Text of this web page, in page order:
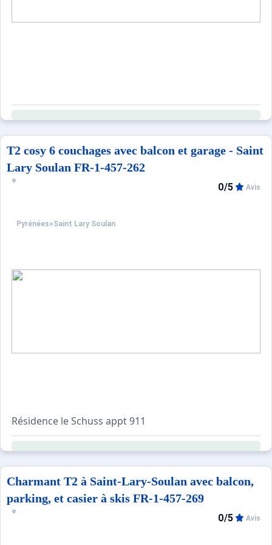
T2 cosy 6 couchages avec balcon et garage - Saint
Lary Soulan FR-1-457-262
Pyrénées>Saint Lary Soulan
0/5 Avis
Résidence le Schuss appt 911
Pla d'Adet 1700 m - 2 pièces 6 couchages - 29m2
Niveau 9 - 1er étage avec Ascenseur - Balcon vue sur la
Séjour avec canapé lit gigogne - Télévision
Kitchenette équipée avec 2 plaques électriques, micro
grille pain, bouilloire électrique, cafetière à filtre
Charmant T2 à Saint-Lary-Soulan avec balcon,
parking, et casier à skis FR-1-457-269
0/5 Avis